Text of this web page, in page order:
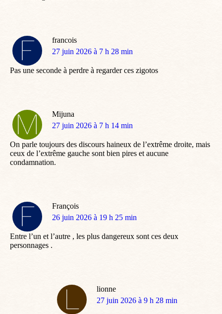
francois
dit
27 juin 2026 à 7 h 28 min
Pas une seconde à perdre à regarder ces zigotos
Mijuna
dit
27 juin 2026 à 7 h 14 min
On parle toujours des discours haineux de l’extrême droite, mais
ceux de l’extrême gauche sont bien pires et aucune
condamnation.
François
dit
26 juin 2026 à 19 h 25 min
Entre l’un et l’autre , les plus dangereux sont ces deux
personnages .
lionne
dit
27 juin 2026 à 9 h 28 min